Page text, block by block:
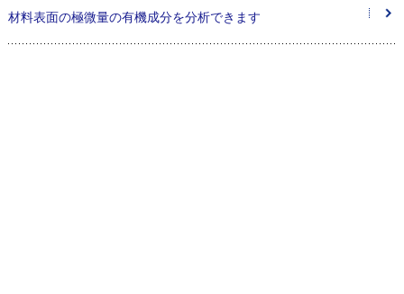
材料表面の極微量の有機成分を分析できます